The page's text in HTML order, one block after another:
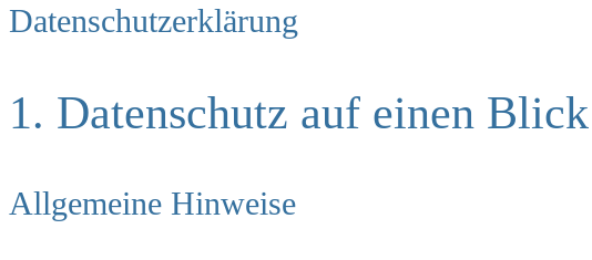
Datenschutzerklärung
1. Datenschutz auf einen Blick
Allgemeine Hinweise